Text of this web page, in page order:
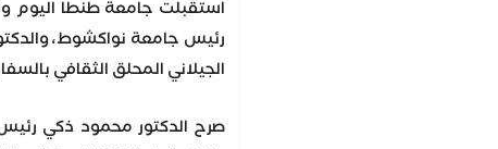
استقبلت جامعة طنطا اليوم
رئيس جامعة نواكشوط،
الجيلاني المحلق الثقافي
صرح الدكتور محمود ذكي رئيس